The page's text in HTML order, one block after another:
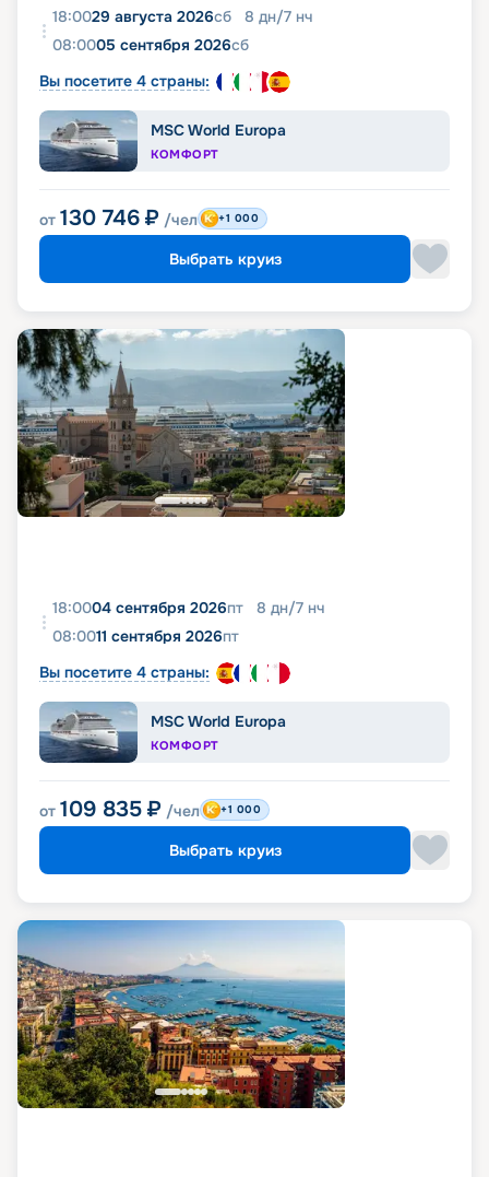
18:0029 августа 2026сб 8 дн/7 нч
08:0005 сентября 2026сб
Вы посетите 4 страны:
MSC World Europa
КОМФОРТ
от 130 746 ₽ /чел +1 000
Выбрать круиз
18:0004 сентября 2026пт 8 дн/7 нч
08:0011 сентября 2026пт
Вы посетите 4 страны:
MSC World Europa
КОМФОРТ
от 109 835 ₽ /чел +1 000
Выбрать круиз